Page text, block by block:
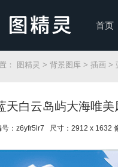
首页
： 图精灵 > 背景图库 > 插画 >
天白云岛屿大海唯美
号：z6yfr5lr7 尺寸：2912 x 1632